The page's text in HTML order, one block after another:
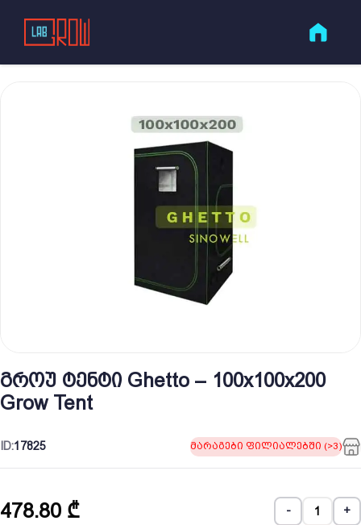
გროუ ტენტი Ghetto – 100x100x200
Grow Tent
ID:17825 მარაგები ფილიალებში (>3)
478.80 ₾ - +